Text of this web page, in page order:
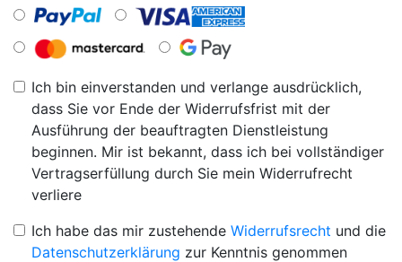
Ich bin einverstanden und verlange ausdrücklich,
dass Sie vor Ende der Widerrufsfrist mit der
Ausführung der beauftragten Dienstleistung
beginnen. Mir ist bekannt, dass ich bei vollständiger
Vertragserfüllung durch Sie mein Widerrufrecht
verliere
Ich habe das mir zustehende Widerrufsrecht und die
Datenschutzerklärung zur Kenntnis genommen